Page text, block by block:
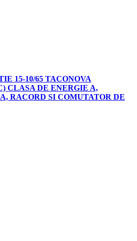
15-10/65 TACONOVA
CLASA DE ENERGIE A,
RACORD SI COMUTATOR DE